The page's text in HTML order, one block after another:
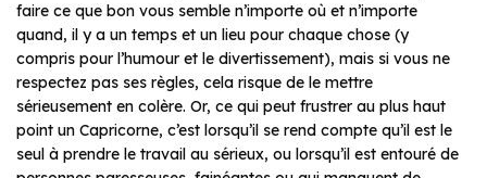
faire ce que bon vous semble n’importe où et n’importe
quand, il y a un temps et un lieu pour chaque chose (y
compris pour l’humour et le divertissement), mais si vous ne
respectez pas ses règles, cela risque de le mettre
sérieusement en colère. Or, ce qui peut frustrer au plus haut
point un Capricorne, c’est lorsqu’il se rend compte qu’il est le
seul à prendre le travail au sérieux, ou lorsqu’il est entouré de